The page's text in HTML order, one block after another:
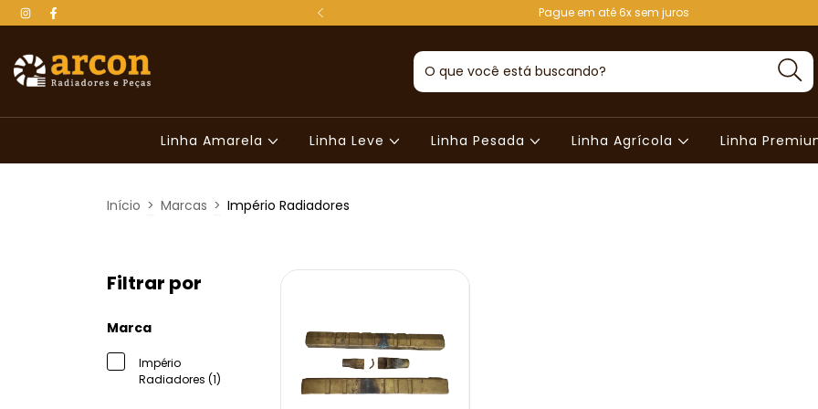
para todo o Brasil Pague em até 6x sem juros
Linha Amarela Linha Leve Linha Pesada Linha Agrícola Linha
Início > Marcas > Império Radiadores
Filtrar por
Marca
Império
Radiadores (1)